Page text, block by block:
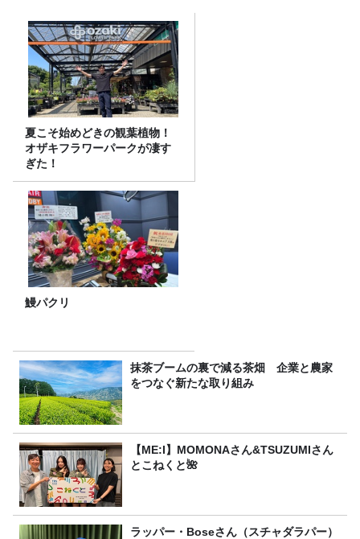
夏こそ始めどきの観葉植物！
オザキフラワーパークが凄す
ぎた！
鰻パクリ
抹茶ブームの裏で減る茶畑 企業と農家
をつなぐ新たな取り組み
【ME:I】MOMONAさん&TSUZUMIさん
とこねくと🌺
ラッパー・Boseさん（スチャダラパー）